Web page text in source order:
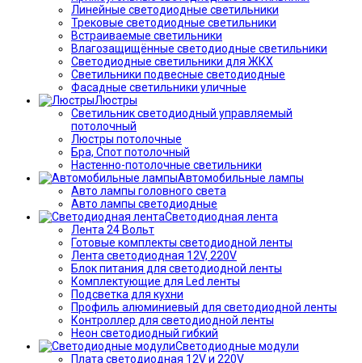
Линейные светодиодные светильники
Трековые светодиодные светильники
Встраиваемые светильники
Влагозащищённые светодиодные светильники
Светодиодные светильники для ЖКХ
Светильники подвесные светодиодные
Фасадные светильники уличные
Люстры
Светильник светодиодный управляемый
потолочный
Люстры потолочные
Бра, Спот потолочный
Настенно-потолочные светильники
Автомобильные лампы
Авто лампы головного света
Авто лампы светодиодные
Светодиодная лента
Лента 24 Вольт
Готовые комплекты светодиодной ленты
Лента светодиодная 12V, 220V
Блок питания для светодиодной ленты
Комплектующие для Led ленты
Подсветка для кухни
Профиль алюминиевый для светодиодной ленты
Контроллер для светодиодной ленты
Неон светодиодный гибкий
Светодиодные модули
Плата светодиодная 12V и 220V